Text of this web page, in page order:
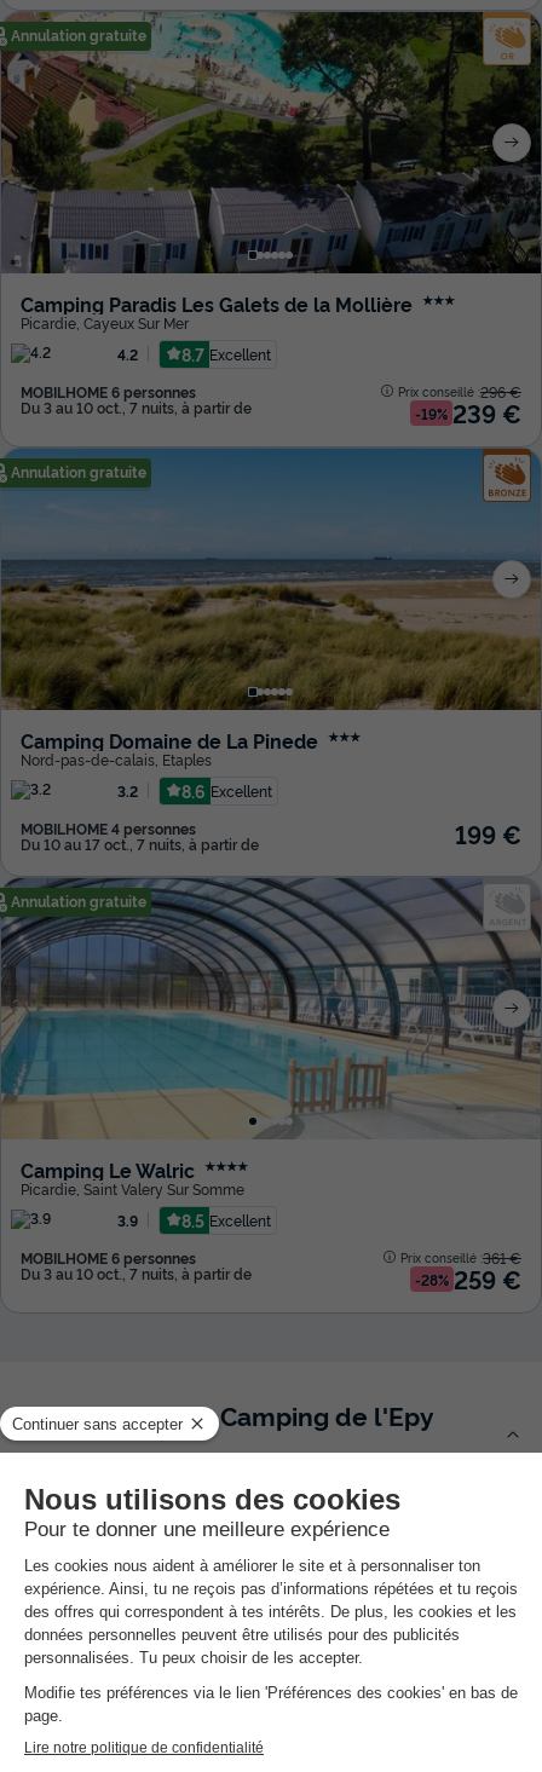
Annulation gratuite
Camping Paradis Les Galets de la Mollière ★★★
Picardie Cayeux Sur Mer
4.2
8.7 Excellent
MOBILHOME 6 personnes
Du 3 au 10 oct., 7 nuits, à partir de
Prix conseillé :296 €
-19% 239 €
Annulation gratuite
Camping Domaine de La Pinede ★★★
Nord-pas-de-calais Etaples
3.2
8.6 Excellent
MOBILHOME 4 personnes
Du 10 au 17 oct., 7 nuits, à partir de 199 €
Annulation gratuite
Camping Le Walric ★★★★
Picardie Saint Valery Sur Somme
3.9
8.5 Excellent
MOBILHOME 6 personnes
Du 3 au 10 oct., 7 nuits, à partir de
Prix conseillé :361 €
-28% 259 €
Présentation de Camping de l'Epy
Description, Accès, Points d’intérêts, Aux alentours
LesPlus de l'établissement
Endroit calme et nature
Nombreux services et activités